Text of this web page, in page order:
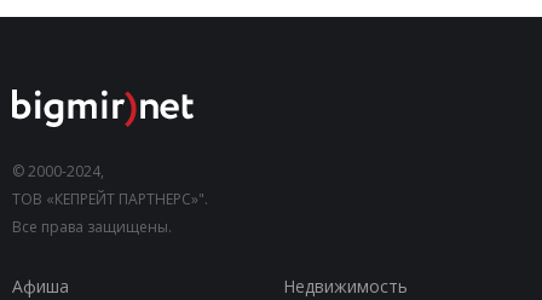
© 2000-2024,
ТОВ «КЕПРЕЙТ ПАРТНЕРС»".
Все права защищены.
Афиша
Недвижимость